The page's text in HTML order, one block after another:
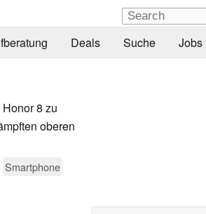
Deals Suche Jobs
8 zu
oberen
Smartphone